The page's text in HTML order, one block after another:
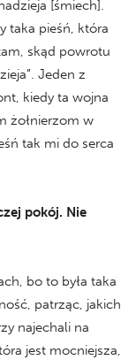
[śmiech].
taka pieśń, która
skąd powrotu
Jeden z
kiedy ta wojna
żołnierzom w
tak mi do serca
pokój. Nie
bo to była taka
patrząc, jakich
najechali na
jest mocniejsza,